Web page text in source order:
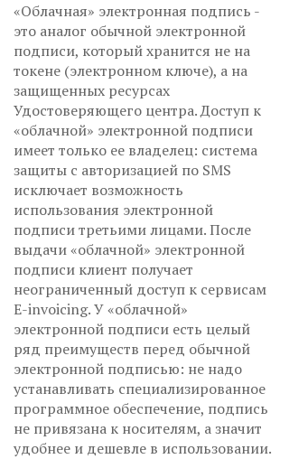
«Облачная» электронная подпись -
это аналог обычной электронной
подписи, который хранится не на
токене (электронном ключе), а на
защищенных ресурсах
Удостоверяющего центра. Доступ к
«облачной» электронной подписи
имеет только ее владелец: система
защиты с авторизацией по SMS
исключает возможность
использования электронной
подписи третьими лицами. После
выдачи «облачной» электронной
подписи клиент получает
неограниченный доступ к сервисам
E-invoicing. У «облачной»
электронной подписи есть целый
ряд преимуществ перед обычной
электронной подписью: не надо
устанавливать специализированное
программное обеспечение, подпись
не привязана к носителям, а значит
удобнее и дешевле в использовании.